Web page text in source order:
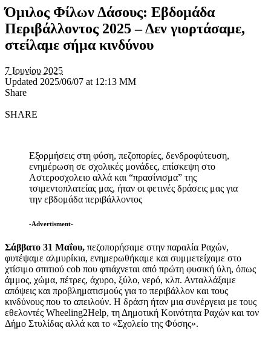
Όμιλος Φίλων Δάσους: Εβδομάδα
Περιβάλλοντος 2025 – Δεν γιορτάσαμε,
στείλαμε σήμα κινδύνου
7 Ιουνίου 2025
Updated 2025/06/07 at 12:13 ΜΜ
Share
SHARE
Εξορμήσεις στη φύση, πεζοπορίες, δενδροφύτευση,
ενημέρωση σε σχολικές μονάδες, επίσκεψη στο
Αστεροσχολειο αλλά και “πρασίνισμα” της
τσιμεντοπλατείας μας, ήταν οι φετινές δράσεις μας για
την εβδομάδα περιβάλλοντος
-Advertisment-
Σάββατο 31 Μαΐου, πεζοπορήσαμε στην παραλία Ραχών,
φυτέψαμε αλμυρίκια, ενημερωθήκαμε και συμμετείχαμε στο
χτίσιμο σπιτιού cob που φτιάχνεται από πρώτη φυσική ύλη, όπως
άμμος, χώμα, πέτρες, άχυρο, ξύλο, νερό, κλπ. Ανταλλάξαμε
απόψεις και προβληματισμούς για το περιβάλλον και τους
κινδύνους που το απειλούν. Η δράση ήταν μια συνέργεια με τους
εθελοντές Wheeling2Help, τη Δημοτική Κοινότητα Ραχών και τον
Δήμο Στυλίδας αλλά και το «Σχολείο της Φύσης».